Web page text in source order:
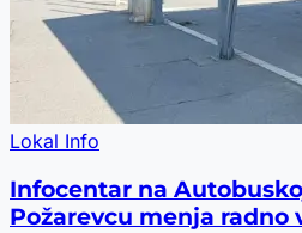
Lokal Info
Infocentar na
Požarevcu menja radno